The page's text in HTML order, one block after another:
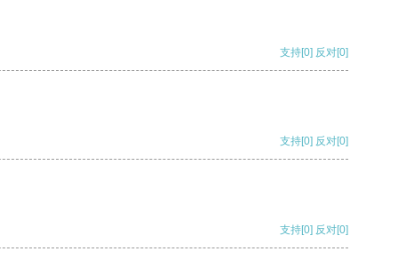
支持[0] 反对[0]
支持[0] 反对[0]
支持[0] 反对[0]